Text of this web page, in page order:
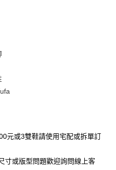
才付款」的支付方式。 讓您購物簡單
不需儲值。
即可結帳。
元或3雙鞋請使用宅配或拆單訂
寸或版型問題歡迎詢問線上客